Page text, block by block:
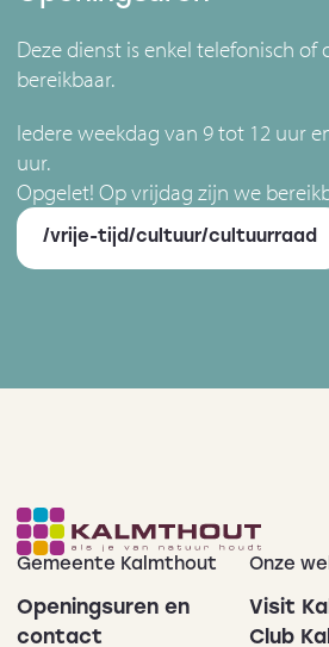
Deze dienst is enkel telefonisch of
bereikbaar.
Iedere weekdag van 9 tot 12 uur
uur.
Opgelet! Op vrijdag zijn we
/vrije-tijd/cultuur/cultuurraad
Gemeente Kalmthout
Openingsuren en
contact
Onze
Visit
Club